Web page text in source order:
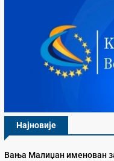
Најновије
Вања Малиџан именован